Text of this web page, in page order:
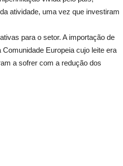
atividade, uma vez que investiram
para o setor. A importação de
Europeia cujo leite era
a sofrer com a redução dos